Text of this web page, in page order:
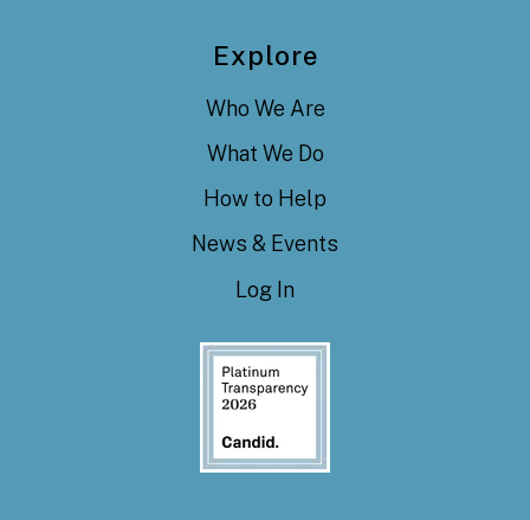
Explore
Who We Are
What We Do
How to Help
News & Events
Log In